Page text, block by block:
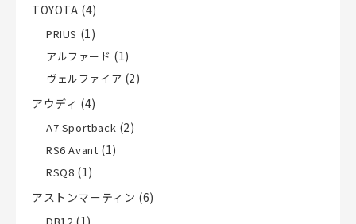
TOYOTA (4)
PRIUS (1)
アルファード (1)
ヴェルファイア (2)
アウディ (4)
A7 Sportback (2)
RS6 Avant (1)
RSQ8 (1)
アストンマーティン (6)
(1)